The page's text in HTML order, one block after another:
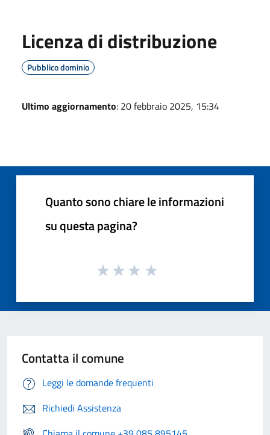
Licenza di distribuzione
Pubblico dominio
Ultimo aggiornamento: 20 febbraio 2025, 15:34
Quanto sono chiare le informazioni
su questa pagina?
Contatta il comune
Leggi le domande frequenti
Richiedi Assistenza